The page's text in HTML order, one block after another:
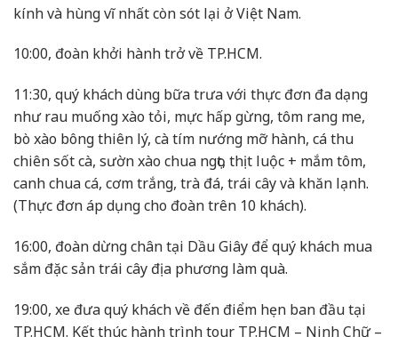
kính và hùng vĩ nhất còn sót lại ở Việt Nam.
10:00, đoàn khởi hành trở về TP.HCM.
11:30, quý khách dùng bữa trưa với thực đơn đa dạng
như rau muống xào tỏi, mực hấp gừng, tôm rang me,
bò xào bông thiên lý, cà tím nướng mỡ hành, cá thu
chiên sốt cà, sườn xào chua ngọt, thịt luộc + mắm tôm,
canh chua cá, cơm trắng, trà đá, trái cây và khăn lạnh.
(Thực đơn áp dụng cho đoàn trên 10 khách).
16:00, đoàn dừng chân tại Dầu Giây để quý khách mua
sắm đặc sản trái cây địa phương làm quà.
19:00, xe đưa quý khách về đến điểm hẹn ban đầu tại
TP.HCM. Kết thúc hành trình tour TP.HCM – Ninh Chữ –